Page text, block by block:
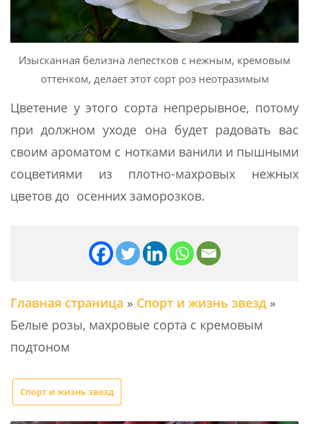
Изысканная белизна лепестков с нежным, кремовым
оттенком, делает этот сорт роз неотразимым
Цветение у этого сорта непрерывное, потому
при должном уходе она будет радовать вас
своим ароматом с нотками ванили и пышными
соцветиями из плотно-махровых нежных
цветов до осенних заморозков.
Главная страница » Спорт и жизнь звезд »
Белые розы, махровые сорта с кремовым
подтоном
Спорт и жизнь звезд